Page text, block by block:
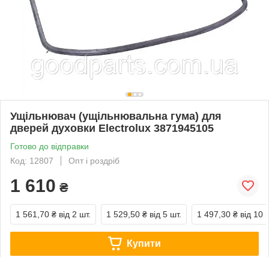
Ущільнювач (ущільнювальна гума) для
дверей духовки Electrolux 3871945105
Готово до відправки
Код: 12807
Опт і роздріб
1 610 ₴
1 561,70 ₴ від 2 шт. 1 529,50 ₴ від 5 шт. 1 497,30 ₴ від 10
Купити